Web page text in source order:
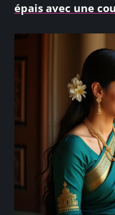
épais avec une